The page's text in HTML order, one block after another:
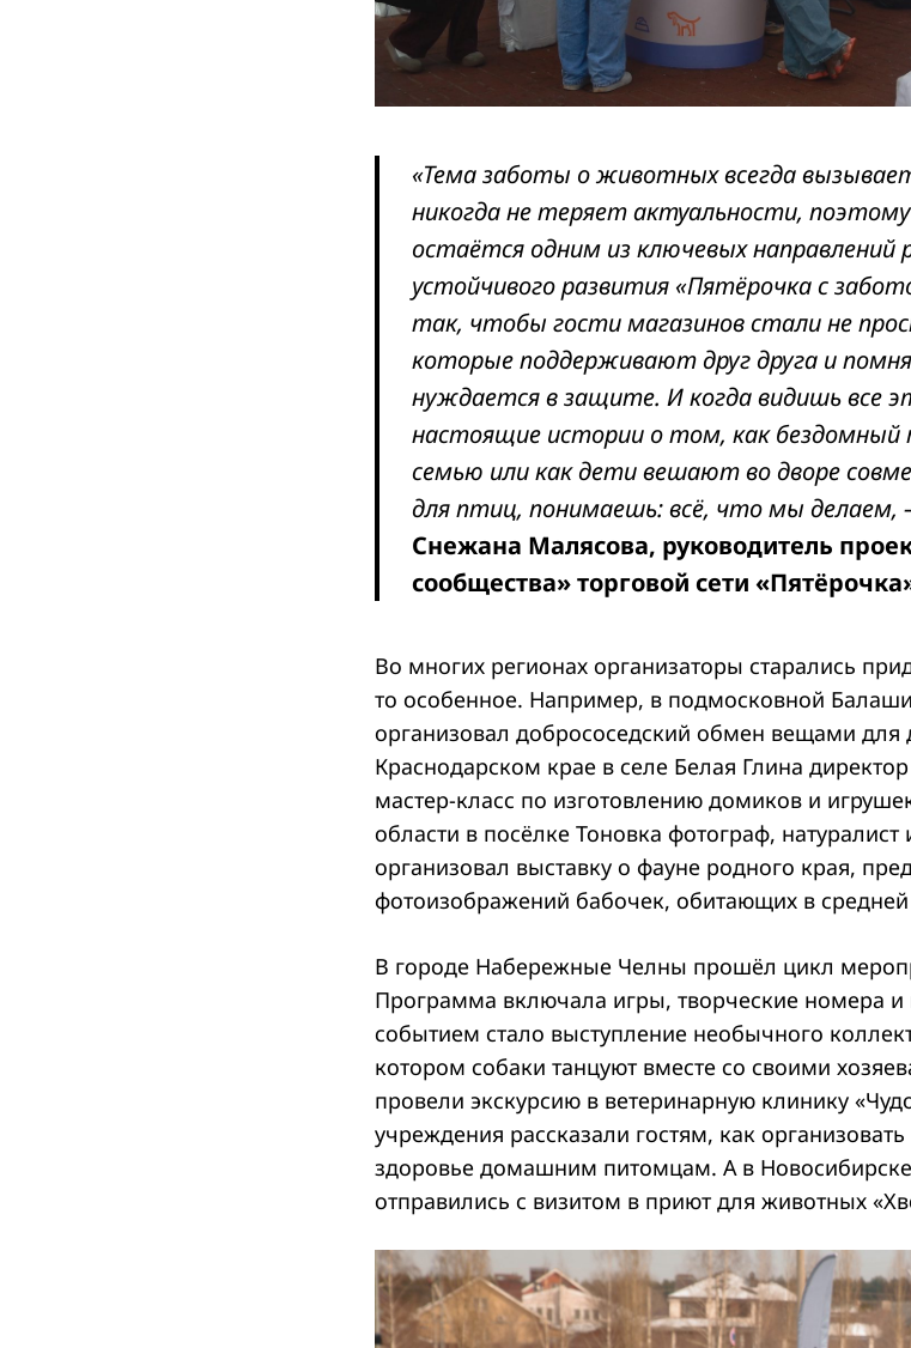
«Тема заботы о животных всегда
никогда не теряет актуальности,
остаётся одним из ключевых
устойчивого развития «Пятёрочка с
так, чтобы гости магазинов стали не
которые поддерживают друг друга и
нуждается в защите. И когда видишь все
настоящие истории о том, как
семью или как дети вешают во дворе
для птиц, понимаешь: всё, что мы делаем,
Снежана Малясова, руководитель
сообщества» торговой сети
Во многих регионах организаторы старались
то особенное. Например, в подмосковной
организовал добрососедский обмен вещами
Краснодарском крае в селе Белая Глина
мастер-класс по изготовлению домиков и
области в посёлке Тоновка фотограф,
организовал выставку о фауне родного края,
фотоизображений бабочек, обитающих в
В городе Набережные Челны прошёл цикл
Программа включала игры, творческие номера
событием стало выступление необычного
котором собаки танцуют вместе со своими
провели экскурсию в ветеринарную клинику
учреждения рассказали гостям, как
здоровье домашним питомцам. А в Новосибирске
отправились с визитом в приют для животных